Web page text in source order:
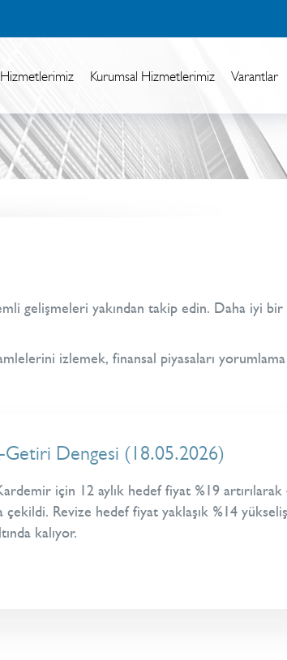
Kurumsal Hizmetlerimiz Varantlar
gelişmeleri yakından takip edin. Daha iyi bir
izlemek, finansal piyasaları yorumlama
Getiri Dengesi (18.05.2026)
için 12 aylık hedef fiyat %19 artırılarak
çekildi. Revize hedef fiyat yaklaşık %14
kalıyor.